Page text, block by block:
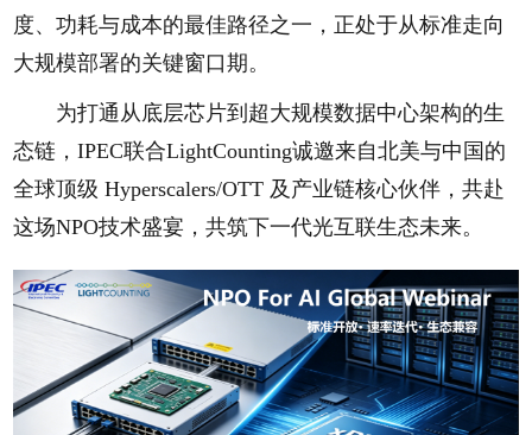
度、功耗与成本的最佳路径之一，正处于从标准走向
大规模部署的关键窗口期。
为打通从底层芯片到超大规模数据中心架构的生
态链，IPEC联合LightCounting诚邀来自北美与中国的
全球顶级 Hyperscalers/OTT 及产业链核心伙伴，共赴
这场NPO技术盛宴，共筑下一代光互联生态未来。